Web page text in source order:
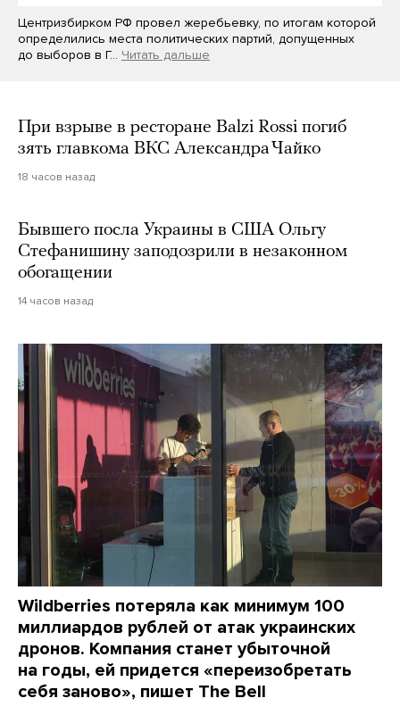
Центризбирком РФ провел жеребьевку, по итогам которой
определились места политических партий, допущенных
до выборов в Г… Читать дальше
При взрыве в ресторане Balzi Rossi погиб
зять главкома ВКС Александра Чайко
18 часов назад
Бывшего посла Украины в США Ольгу
Стефанишину заподозрили в незаконном
обогащении
14 часов назад
Wildberries потеряла как минимум 100
миллиардов рублей от атак украинских
дронов. Компания станет убыточной
на годы, ей придется «переизобретать
себя заново», пишет The Bell